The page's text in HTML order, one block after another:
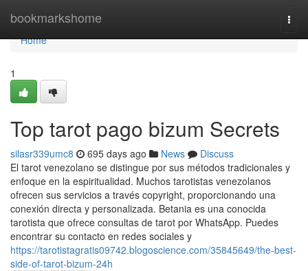
bookmarkshome
Home
Home
1
Top tarot pago bizum Secrets
silasr339umc8 695 days ago News
Discuss
El tarot venezolano se distingue por sus métodos tradicionales y
enfoque en la espiritualidad. Muchos tarotistas venezolanos
ofrecen sus servicios a través copyright, proporcionando una
conexión directa y personalizada. Betania es una conocida
tarotista que ofrece consultas de tarot por WhatsApp. Puedes
encontrar su contacto en redes sociales y
https://tarotistagratis09742.blogoscience.com/35845649/the-best-
side-of-tarot-bizum-24h